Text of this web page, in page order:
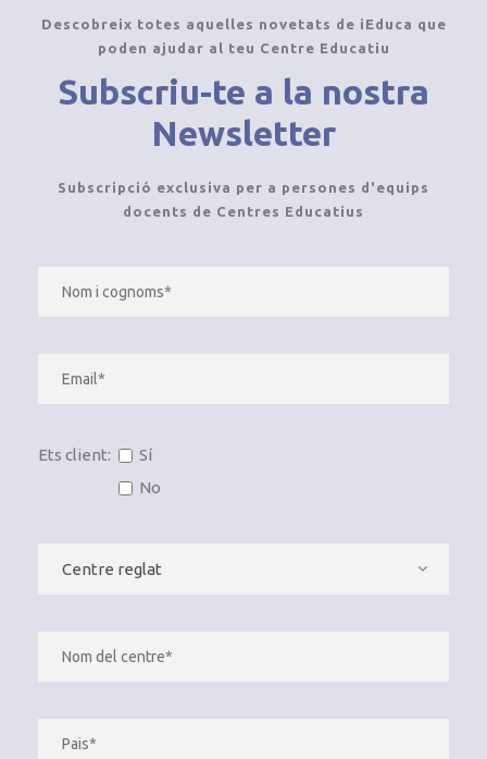
Descobreix totes aquelles novetats de iEduca que
poden ajudar al teu Centre Educatiu
Subscriu-te a la nostra
Newsletter
Subscripció exclusiva per a persones d'equips
docents de Centres Educatius
Ets client:
Sí
No